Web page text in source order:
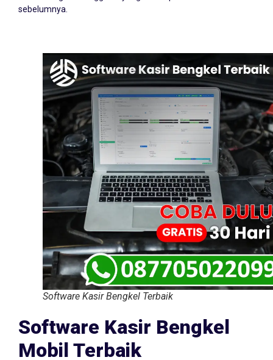
sebelumnya.
Software Kasir Bengkel Terbaik
Software Kasir Bengkel
Mobil Terbaik